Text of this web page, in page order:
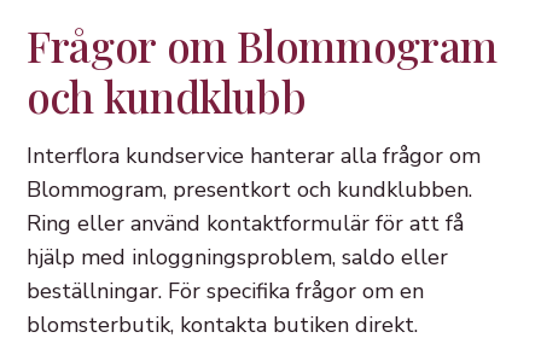
Frågor om Blommogram
och kundklubb
Interflora kundservice hanterar alla frågor om
Blommogram, presentkort och kundklubben.
Ring eller använd kontaktformulär för att få
hjälp med inloggningsproblem, saldo eller
beställningar. För specifika frågor om en
blomsterbutik, kontakta butiken direkt.